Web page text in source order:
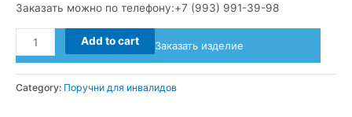
Заказать можно по телефону:+7 (993) 991-39-98
Поручень
откидной
настенный
quantity
Add to cart Заказать изделие
Category: Поручни для инвалидов